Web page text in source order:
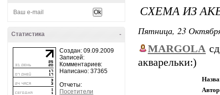
-
Статистика
Создан: 09.09.2009
Записей:
Комментариев:
Написано: 37365
Отчеты:
Посетители
СХЕМА ИЗ
Пятница, 23
MARGOLA
акварельки:)